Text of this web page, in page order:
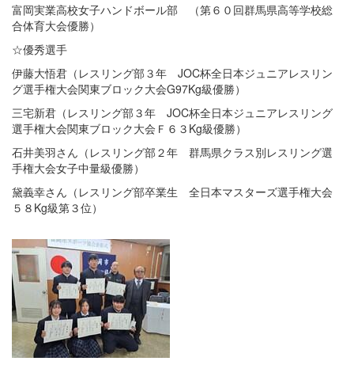
富岡実業高校女子ハンドボール部 （第６０回群馬県高等学校総
合体育大会優勝）
☆優秀選手
伊藤大悟君（レスリング部３年 JOC杯全日本ジュニアレスリン
グ選手権大会関東ブロック大会G97Kg級優勝）
三宅新君（レスリング部３年 JOC杯全日本ジュニアレスリング
選手権大会関東ブロック大会Ｆ６３Kg級優勝）
石井美羽さん（レスリング部２年 群馬県クラス別レスリング選
手権大会女子中量級優勝）
黛義幸さん（レスリング部卒業生 全日本マスターズ選手権大会
５８Kg級第３位）